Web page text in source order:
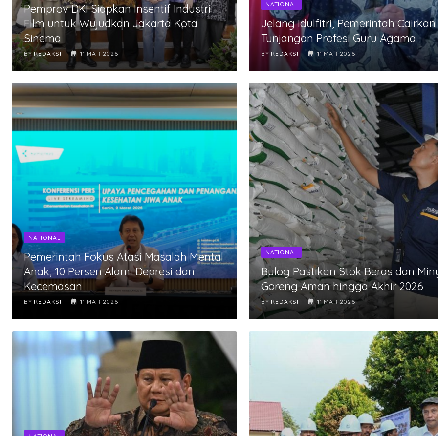
Pemprov DKI Siapkan Insentif Industri
Film untuk Wujudkan Jakarta Kota
Sinema
BYREDAKSI 11 MAR 2026
NATIONAL
Jelang Idulfitri, Pemerintah Cairkan
Tunjangan Profesi Guru Agama
BY REDAKSI 11 MAR 2026
NATIONAL
Pemerintah Fokus Atasi Masalah Mental
Anak, 10 Persen Alami Depresi dan
Kecemasan
BY REDAKSI 11 MAR 2026
NATIONAL
Bulog Pastikan Stok Beras dan
Goreng Aman hingga Akhir 2026
BY REDAKSI 11 MAR 2026